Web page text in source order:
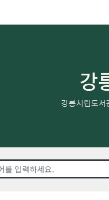
강
강릉시립도